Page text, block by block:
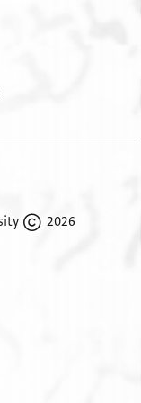
2026 The Trustees of Princeton University